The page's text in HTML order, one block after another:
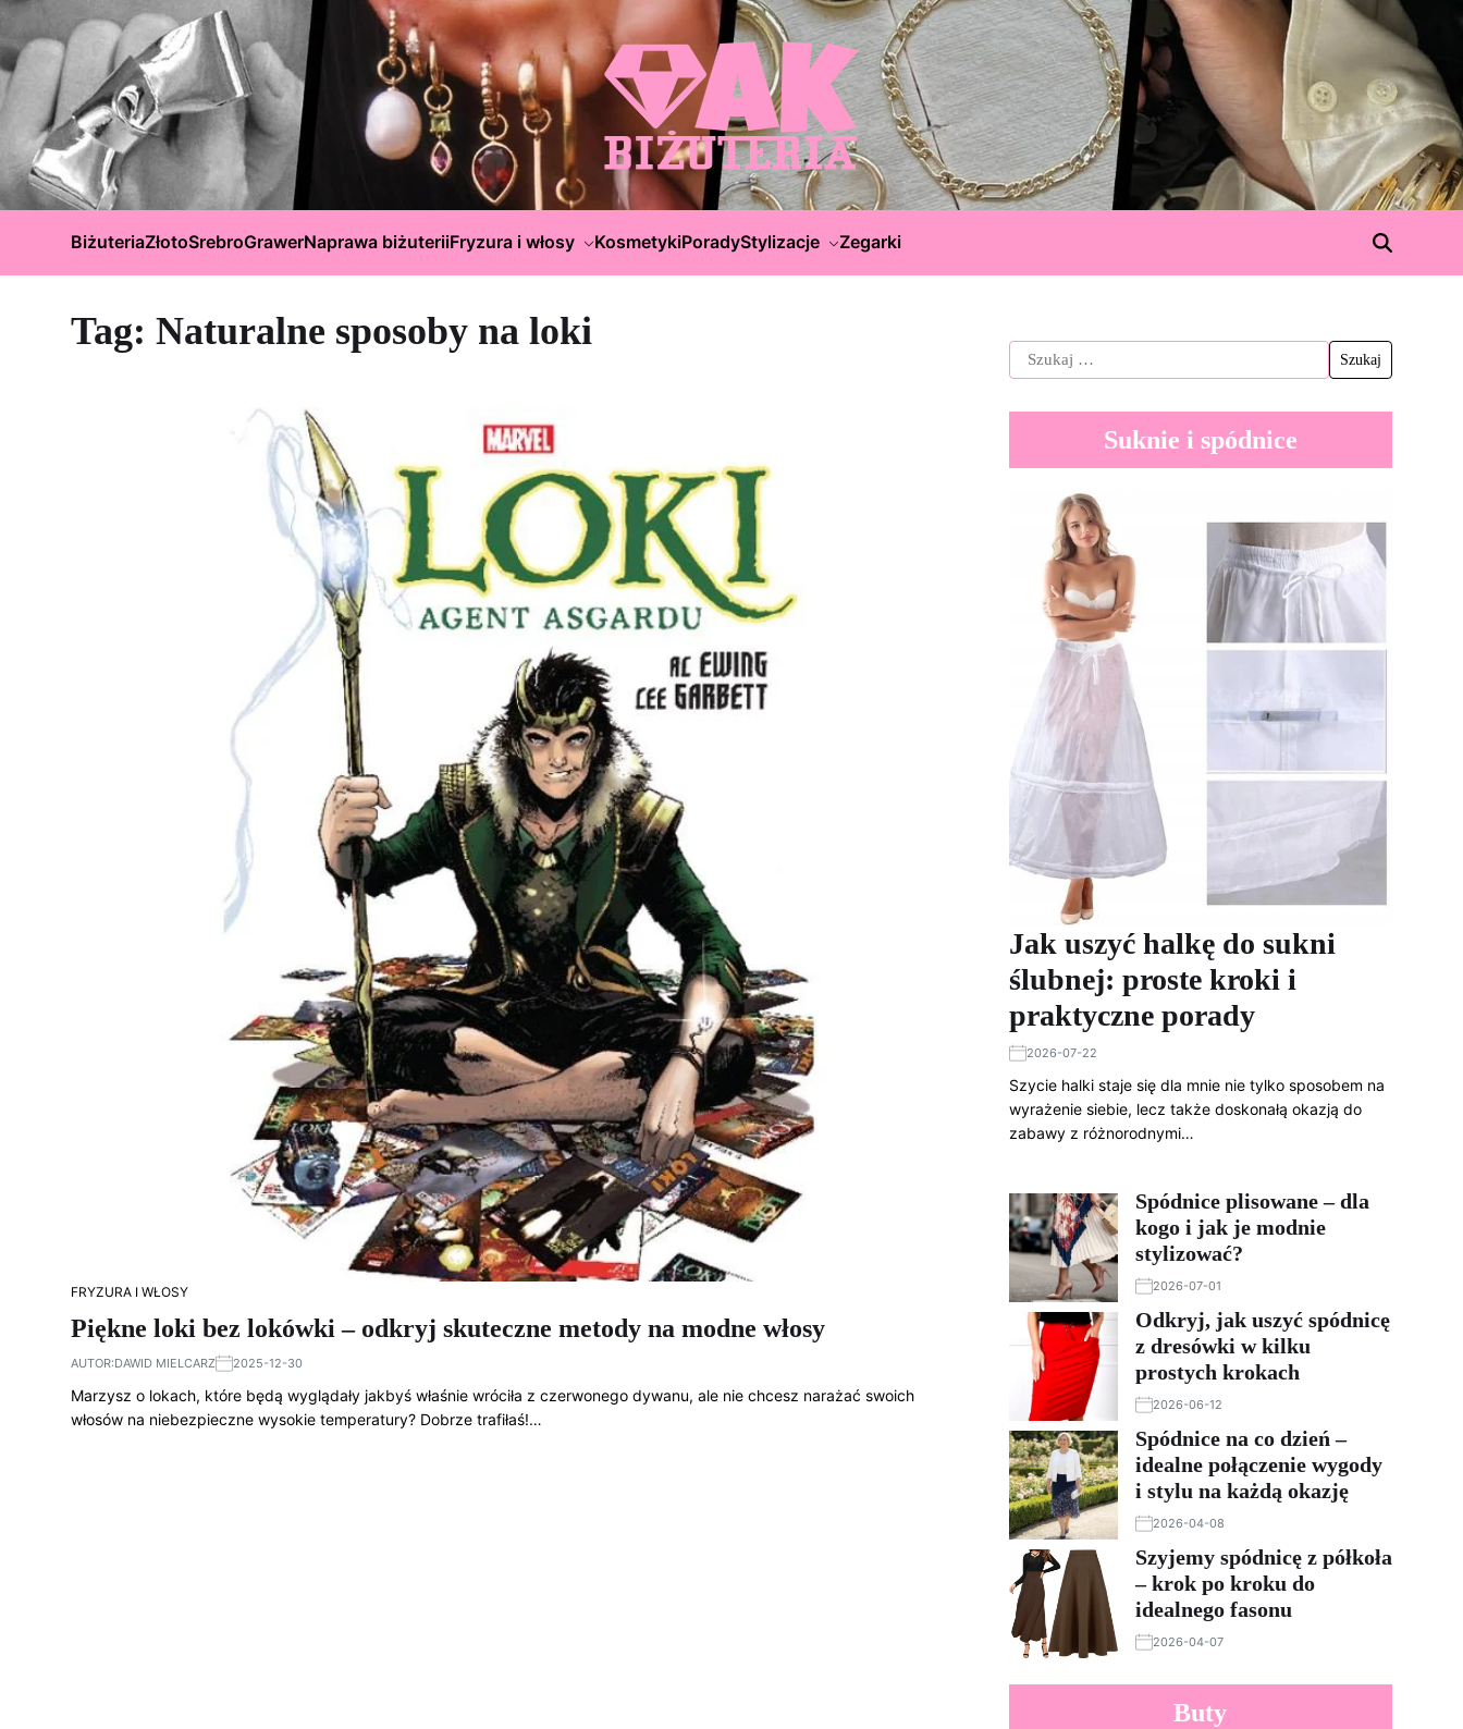
BiżuteriaZłotoSrebroGrawerNaprawa biżuteriiFryzura i włosy KosmetykiPoradyStylizacje Zegarki
Tag: Naturalne sposoby na loki
FRYZURA I WŁOSY
Piękne loki bez lokówki – odkryj skuteczne metody na modne włosy
AUTOR:DAWID MIELCARZ 2025-12-30
Marzysz o lokach, które będą wyglądały jakbyś właśnie wróciła z czerwonego dywanu, ale nie chcesz narażać swoich
włosów na niebezpieczne wysokie temperatury? Dobrze trafiłaś!…
Suknie i spódnice
Jak uszyć halkę do sukni
ślubnej: proste kroki i
praktyczne porady
2026-07-22
Szycie halki staje się dla mnie nie tylko sposobem na
wyrażenie siebie, lecz także doskonałą okazją do
zabawy z różnorodnymi…
Spódnice plisowane – dla
kogo i jak je modnie
stylizować?
2026-07-01
Odkryj, jak uszyć spódnicę
z dresówki w kilku
prostych krokach
2026-06-12
Spódnice na co dzień –
idealne połączenie wygody
i stylu na każdą okazję
2026-04-08
Szyjemy spódnicę z półkoła
– krok po kroku do
idealnego fasonu
2026-04-07
Buty